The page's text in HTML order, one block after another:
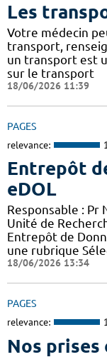
Les
Votre médecin
transport,
un transport est
sur le transport
18/06/2026 11:39
PAGES
relevance:
Entrepôt
eDOL
Responsable : Pr
Unité de
Entrepôt de
une rubrique
18/06/2026 13:34
PAGES
relevance:
Nos prises